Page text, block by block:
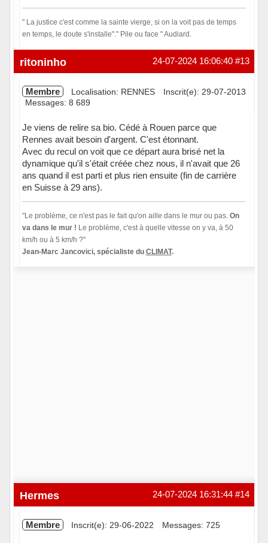
" La justice c'est comme la sainte vierge, si on la voit pas de temps
en temps, le doute s'installe"." Pile ou face " Audiard.
Hors ligne #13
24-07-2024 16:06:40
ritoninho
Membre Localisation: RENNES
Inscrit(e): 29-07-2013
Messages: 8 689
Je viens de relire sa bio. Cédé à Rouen parce que
Rennes avait besoin d'argent. C'est étonnant.
Avec du recul on voit que ce départ aura brisé net la
dynamique qu'il s'était créée chez nous, il n'avait que 26
ans quand il est parti et plus rien ensuite (fin de carrière
en Suisse à 29 ans).
"Le problème, ce n'est pas le fait qu'on aille dans le mur ou pas. On
va dans le mur ! Le problème, c'est à quelle vitesse on y va, à 50
km/h ou à 5 km/h ?"
Jean-Marc Jancovici, spécialiste du CLIMAT.
#14
24-07-2024 16:31:44
Hermes
Membre Inscrit(e): 29-06-2022 Messages: 725